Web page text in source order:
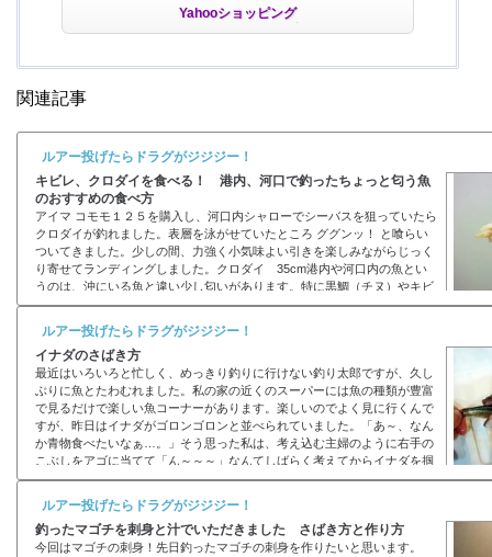
Yahooショッピング
関連記事
ルアー投げたらドラグがジジジー！
キビレ、クロダイを食べる！ 港内、河口で釣ったちょっと匂う魚
のおすすめの食べ方
アイマ コモモ１２５を購入し、河口内シャローでシーバスを狙っていたら
クロダイが釣れました。表層を泳がせていたところ ググンッ！ と喰らい
ついてきました。少しの間、力強く小気味よい引きを楽しみながらじっく
り寄せてランディングしました。クロダイ 35cm港内や河口内の魚とい
うのは、沖にいる魚と違い少し匂いがあります。特に黒鯛（チヌ）やキビ
レ（キチヌ）というのは底にいるカニなどを餌としていることが多いため
きにするとちょっと独特な匂いがしてし...
ルアー投げたらドラグがジジジー！
イナダのさばき方
最近はいろいろと忙しく、めっきり釣りに行けない釣り太郎ですが、久し
ぶりに魚とたわむれました。私の家の近くのスーパーには魚の種類が豊富
で見るだけで楽しい魚コーナーがあります。楽しいのでよく見に行くんで
すが、昨日はイナダがゴロンゴロンと並べられていました。「あ～、なん
か青物食べたいなぁ…。」そう思った私は、考え込む主婦のように右手の
こぶしをアゴに当てて「ん～～～」なんてしばらく考えてからイナダを掴
んで袋に入れました。釣ったわけでもないのに、魚を掴む感触とか重みを
ルアー投げたらドラグがジジジー！
釣ったマゴチを刺身と汁でいただきました さばき方と作り方
今回はマゴチの刺身！先日釣ったマゴチの刺身を作りたいと思います。